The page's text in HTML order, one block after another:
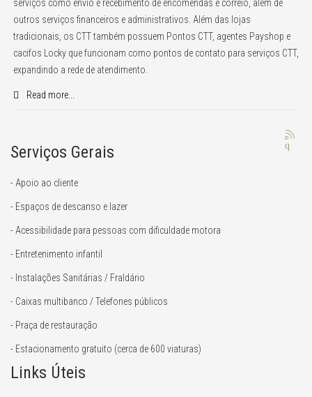
serviços como envio e recebimento de encomendas e correio, além de
outros serviços financeiros e administrativos. Além das lojas
tradicionais, os CTT também possuem Pontos CTT, agentes Payshop e
cacifos Locky que funcionam como pontos de contato para serviços CTT,
expandindo a rede de atendimento.
Read more...
Serviços Gerais
- Apoio ao cliente
- Espaços de descanso e lazer
- Acessibilidade para pessoas com dificuldade motora
- Entretenimento infantil
- Instalações Sanitárias / Fraldário
- Caixas multibanco / Telefones públicos
- Praça de restauração
- Estacionamento gratuito (cerca de 600 viaturas)
Links Úteis